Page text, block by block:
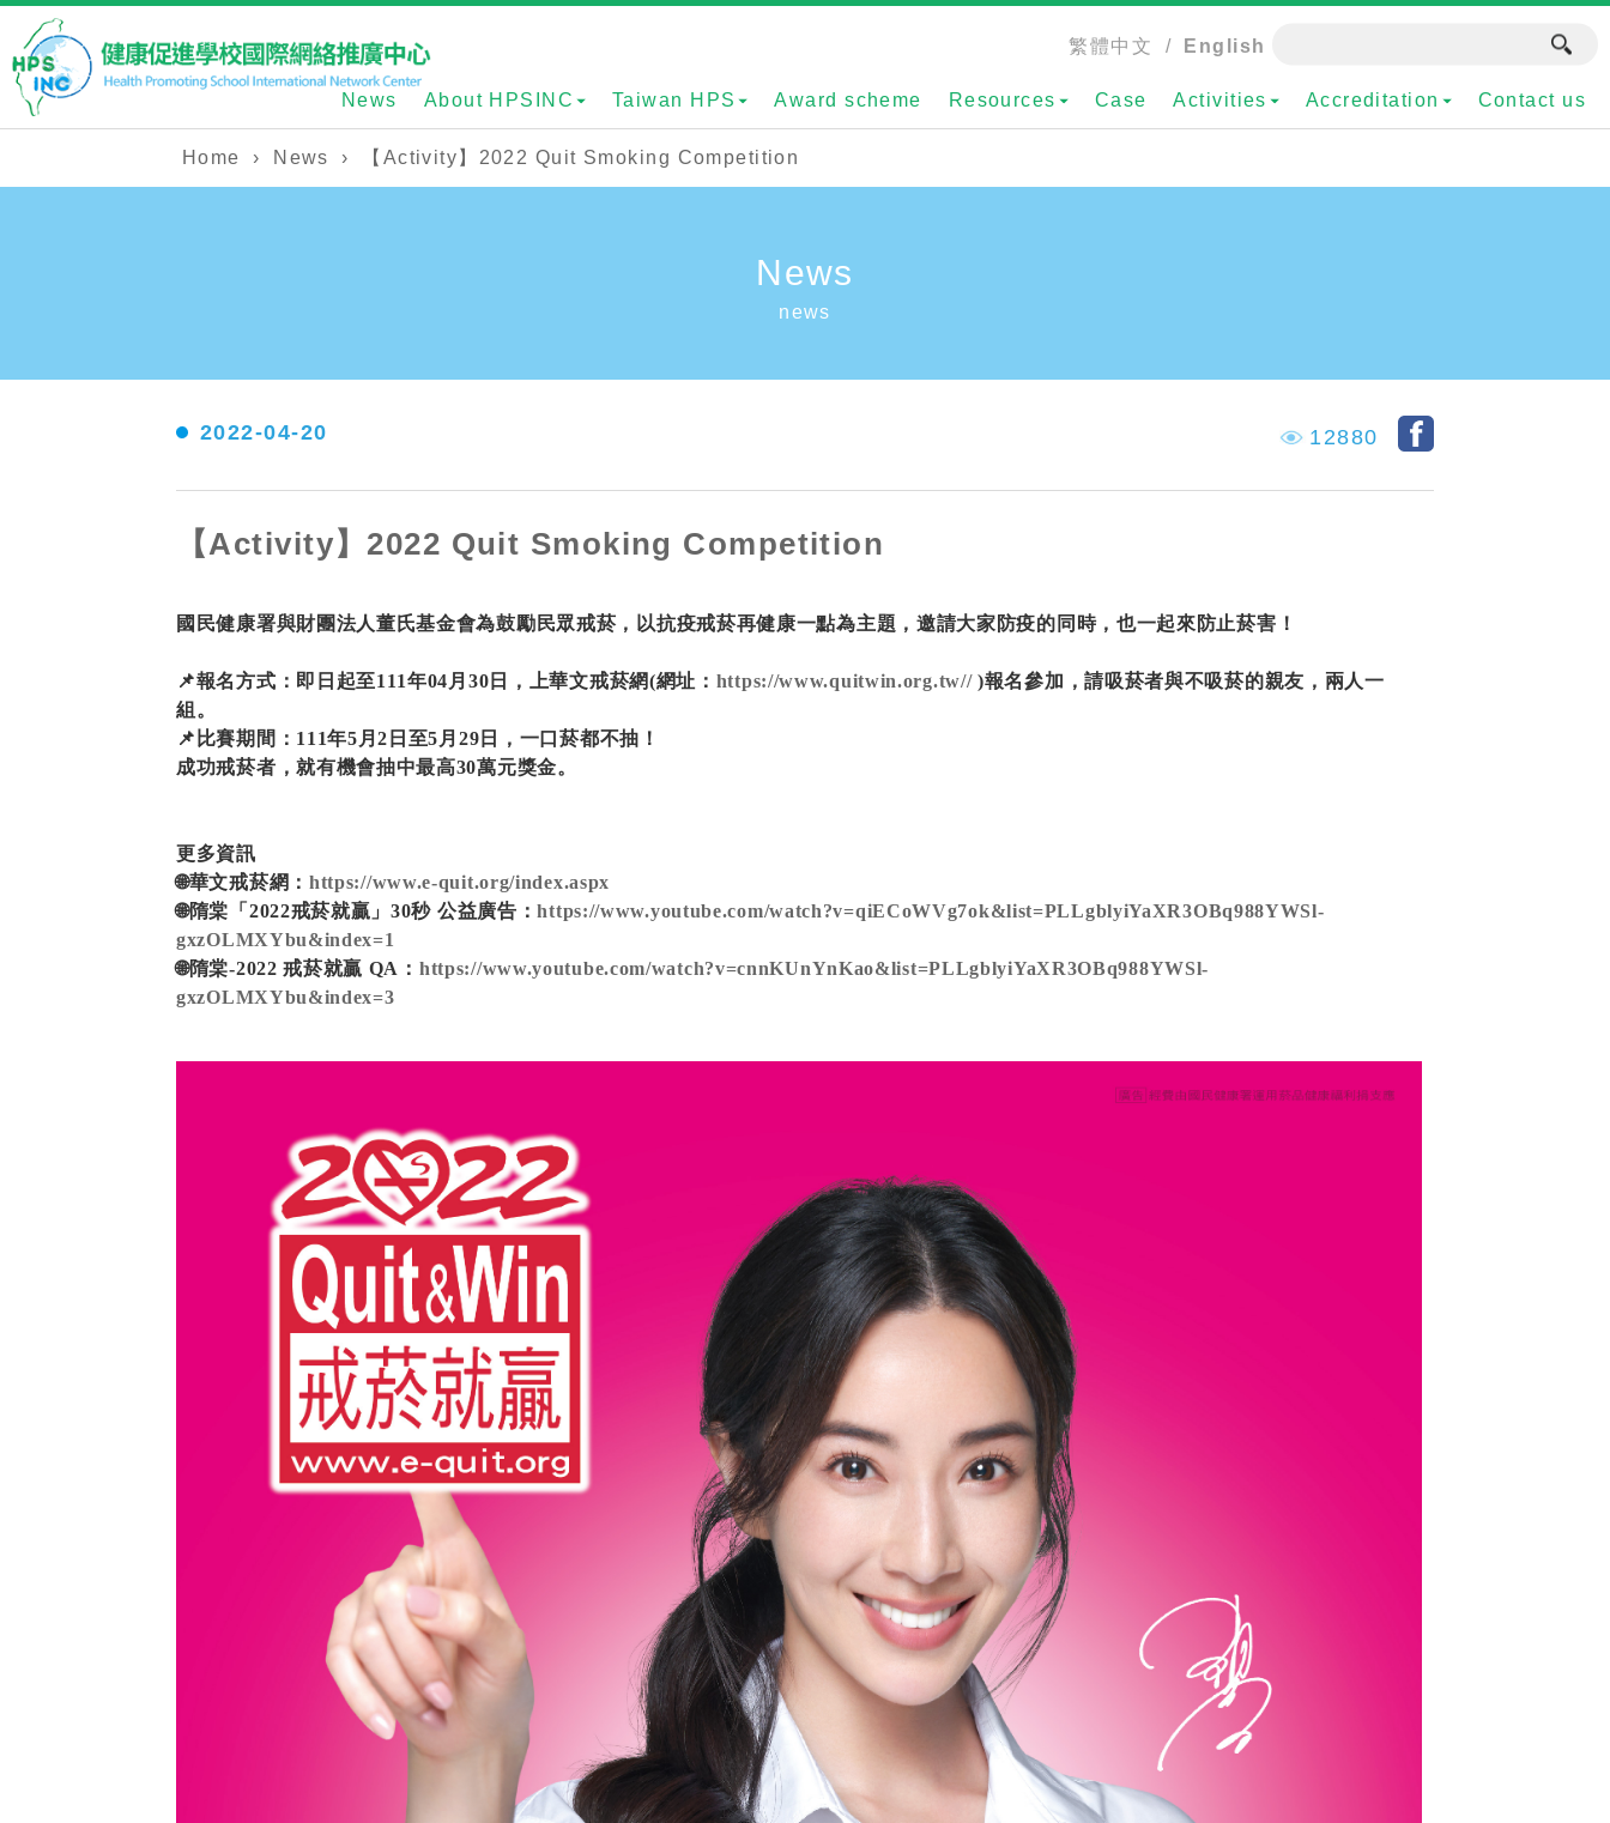
繁體中文 / English
News About HPSINC Taiwan HPS Award scheme Resources Case Activities Accreditation Contact us
Home › News › 【Activity】2022 Quit Smoking Competition
News
news
12880
2022-04-20
【Activity】2022 Quit Smoking Competition
國民健康署與財團法人董氏基金會為鼓勵民眾戒菸，以抗疫戒菸再健康一點為主題，邀請大家防疫的同時，也一起來防止菸害！
📌報名方式：即日起至111年04月30日，上華文戒菸網(網址： https://www.quitwin.org.tw//)報名參加，請吸菸者與不吸菸的親友，兩人一
組。
📌比賽期間：111年5月2日至5月29日，一口菸都不抽！
成功戒菸者，就有機會抽中最高30萬元獎金。
更多資訊
🌐華文戒菸網： https://www.e-quit.org/index.aspx
🌐隋棠「2022戒菸就贏」30秒 公益廣告：https://www.youtube.com/watch?v=qiECoWVg7ok&list=PLLgblyiYaXR3OBq988YWSl-
gxzOLMXYbu&index=1
🌐隋棠-2022 戒菸就贏 QA： https://www.youtube.com/watch?v=cnnKUnYnKao&list=PLLgblyiYaXR3OBq988YWSl-
gxzOLMXYbu&index=3